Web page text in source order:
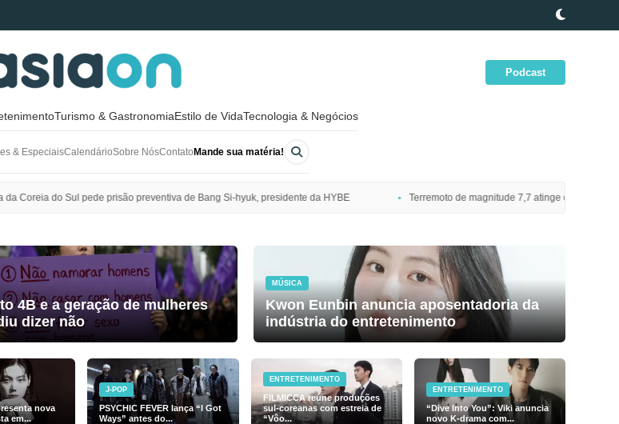
Podcast
Turismo & GastronomiaEstilo de VidaTecnologia & Negócios
& EspeciaisCalendárioSobre NósContato Mande sua matéria!
de Bang Si-hyuk, presidente da HYBE Terremoto de magnitude 7,7 atinge costa nordeste do Japão e dispara alerta de
4B e a geração de mulheres
dizer não
MÚSICA
Kwon Eunbin anuncia aposentadoria da
indústria do entretenimento
nova
em...
J-POP
PSYCHIC FEVER lança “I Got
Ways” antes do...
ENTRETENIMENTO
FILMICCA reúne produções
sul-coreanas com estreia de
“Vôo...
ENTRETENIMENTO
“Dive Into You”: Viki anuncia
novo K-drama com...